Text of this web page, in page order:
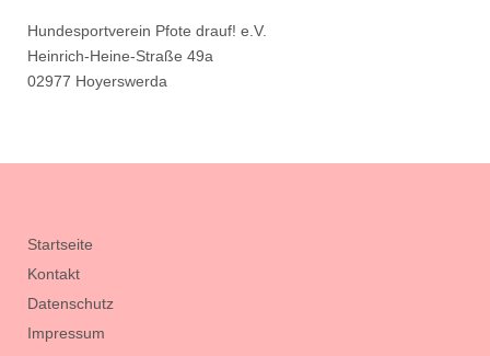
Hundesportverein Pfote drauf! e.V.
Heinrich-Heine-Straße 49a
02977 Hoyerswerda
Startseite
Kontakt
Datenschutz
Impressum